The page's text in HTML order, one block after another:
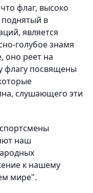
флаг, высоко
в
является
голубое знамя
оно реет на
посвящены
слушающего эти
наш
к нашему
мире".